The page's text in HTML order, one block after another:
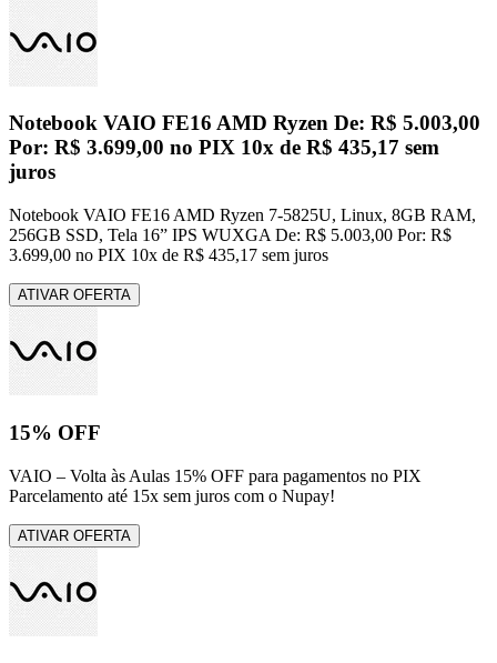
Notebook VAIO FE16 AMD Ryzen De: R$ 5.003,00
Por: R$ 3.699,00 no PIX 10x de R$ 435,17 sem
juros
Notebook VAIO FE16 AMD Ryzen 7-5825U, Linux, 8GB RAM,
256GB SSD, Tela 16” IPS WUXGA De: R$ 5.003,00 Por: R$
3.699,00 no PIX 10x de R$ 435,17 sem juros
ATIVAR OFERTA
15% OFF
VAIO – Volta às Aulas 15% OFF para pagamentos no PIX
Parcelamento até 15x sem juros com o Nupay!
ATIVAR OFERTA